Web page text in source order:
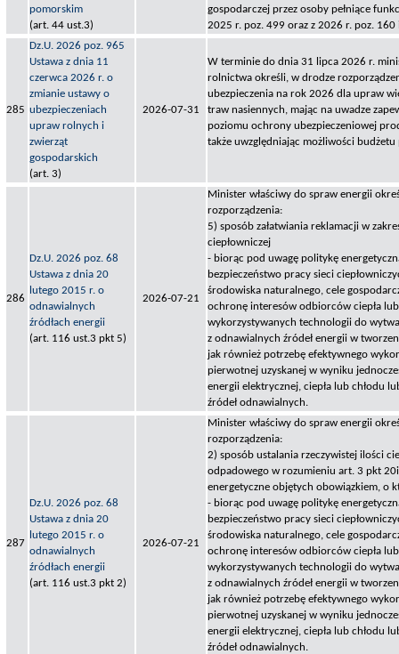
pomorskim
(art. 44 ust.3)
gospodarczej przez osoby pełniące
2025 r. poz. 499 oraz z 2026 r. poz. 160
285
Dz.U. 2026 poz. 965
Ustawa z dnia 11
czerwca 2026 r. o
zmianie ustawy o
ubezpieczeniach
upraw rolnych i
zwierząt
gospodarskich
(art. 3)
2026-07-31
W terminie do dnia 31 lipca 2026 r.
rolnictwa określi, w drodze
ubezpieczenia na rok 2026 dla upraw
traw nasiennych, mając na uwadze
poziomu ochrony ubezpieczeniowej
także uwzględniając możliwości budżetu
286
Dz.U. 2026 poz. 68
Ustawa z dnia 20
lutego 2015 r. o
odnawialnych
źródłach energii
(art. 116 ust.3 pkt 5)
2026-07-21
Minister właściwy do spraw energii
rozporządzenia:
5) sposób załatwiania reklamacji w
ciepłowniczej
- biorąc pod uwagę politykę
bezpieczeństwo pracy sieci
środowiska naturalnego, cele
ochronę interesów odbiorców ciepła lub
wykorzystywanych technologii do
z odnawialnych źródeł energii w
jak również potrzebę efektywnego
pierwotnej uzyskanej w wyniku
energii elektrycznej, ciepła lub chłodu
źródeł odnawialnych.
287
Dz.U. 2026 poz. 68
Ustawa z dnia 20
lutego 2015 r. o
odnawialnych
źródłach energii
(art. 116 ust.3 pkt 2)
2026-07-21
Minister właściwy do spraw energii
rozporządzenia:
2) sposób ustalania rzeczywistej ilości
odpadowego w rozumieniu art. 3 pkt
energetyczne objętych obowiązkiem, o
- biorąc pod uwagę politykę
bezpieczeństwo pracy sieci
środowiska naturalnego, cele
ochronę interesów odbiorców ciepła lub
wykorzystywanych technologii do
z odnawialnych źródeł energii w
jak również potrzebę efektywnego
pierwotnej uzyskanej w wyniku
energii elektrycznej, ciepła lub chłodu
źródeł odnawialnych.